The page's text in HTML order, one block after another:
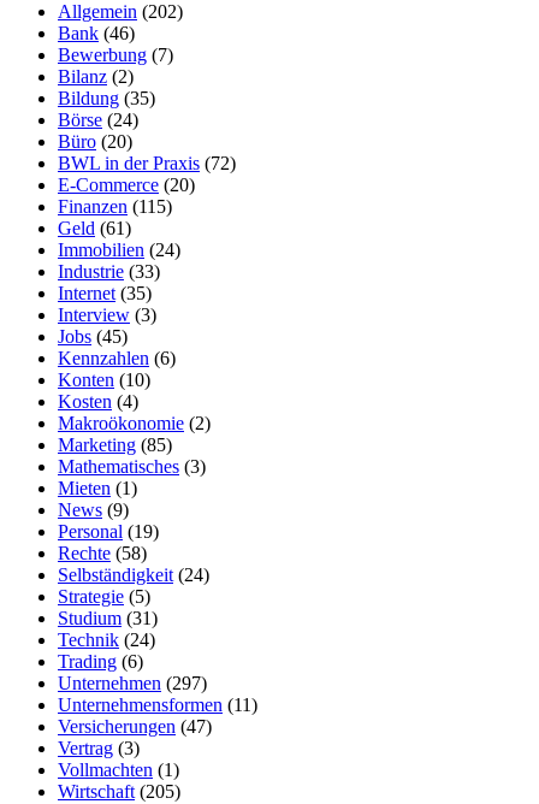
Allgemein (202)
Bank (46)
Bewerbung (7)
Bilanz (2)
Bildung (35)
Börse (24)
Büro (20)
BWL in der Praxis (72)
E-Commerce (20)
Finanzen (115)
Geld (61)
Immobilien (24)
Industrie (33)
Internet (35)
Interview (3)
Jobs (45)
Kennzahlen (6)
Konten (10)
Kosten (4)
Makroökonomie (2)
Marketing (85)
Mathematisches (3)
Mieten (1)
News (9)
Personal (19)
Rechte (58)
Selbständigkeit (24)
Strategie (5)
Studium (31)
Technik (24)
Trading (6)
Unternehmen (297)
Unternehmensformen (11)
Versicherungen (47)
Vertrag (3)
Vollmachten (1)
Wirtschaft (205)